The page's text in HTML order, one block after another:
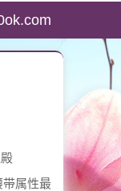
带属性最